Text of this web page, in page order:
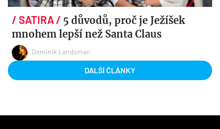
5 důvodů, proč je Ježíšek
mnohem lepší než Santa Claus
Dominik Landsman
DALŠÍ ČLÁNKY